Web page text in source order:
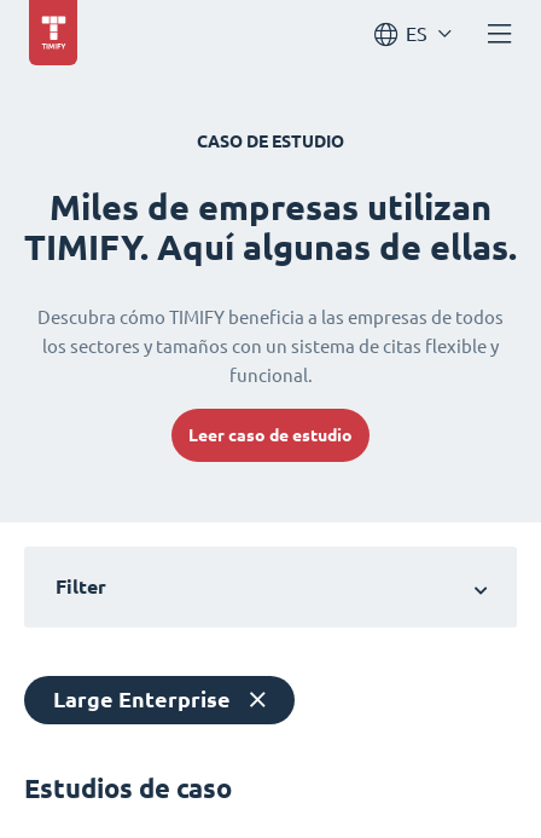
ES
CASO DE ESTUDIO
Miles de empresas utilizan
TIMIFY. Aquí algunas de ellas.
Descubra cómo TIMIFY beneficia a las empresas de todos
los sectores y tamaños con un sistema de citas flexible y
funcional.
Leer caso de estudio
Filter
Large Enterprise
Estudios de caso